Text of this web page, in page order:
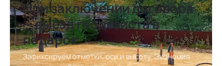
При заключении договора
— выезд геодезиста в
подарок
Зафиксируем отметки, оси и высоту. Экономия